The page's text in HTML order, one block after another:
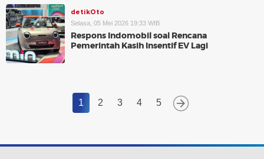
detikOto
Selasa, 05 Mei 2026 19:33 WIB
Respons Indomobil soal Rencana
Pemerintah Kasih Insentif EV Lagi
1 2 3 4 5